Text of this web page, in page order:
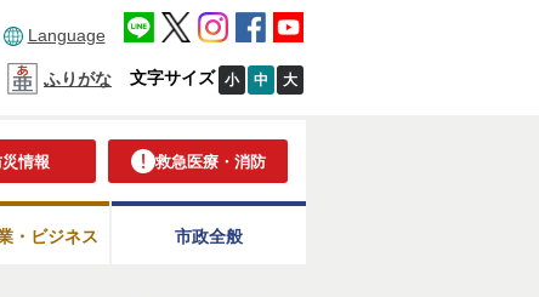
Language
ふりがな 文字サイズ 小 中 大
災情報 救急医療・消防
・ビジネス 市政全般